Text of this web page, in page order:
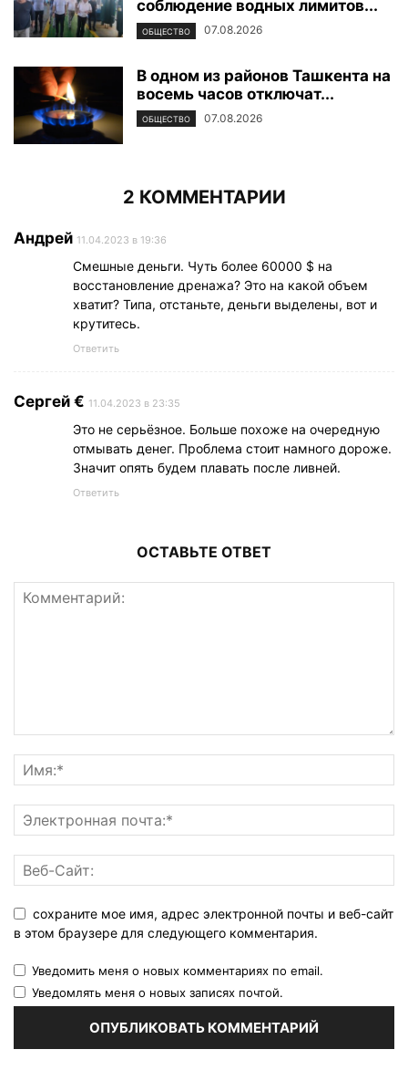
соблюдение водных лимитов...
ОБЩЕСТВО 07.08.2026
В одном из районов Ташкента на
восемь часов отключат...
ОБЩЕСТВО 07.08.2026
2 КОММЕНТАРИИ
Андрей 11.04.2023 в 19:36
Смешные деньги. Чуть более 60000 $ на
восстановление дренажа? Это на какой объем
хватит? Типа, отстаньте, деньги выделены, вот и
крутитесь.
Ответить
Сергей € 11.04.2023 в 23:35
Это не серьёзное. Больше похоже на очередную
отмывать денег. Проблема стоит намного дороже.
Значит опять будем плавать после ливней.
Ответить
ОСТАВЬТЕ ОТВЕТ
сохраните мое имя, адрес электронной почты и веб-сайт
в этом браузере для следующего комментария.
Уведомить меня о новых комментариях по email.
Уведомлять меня о новых записях почтой.